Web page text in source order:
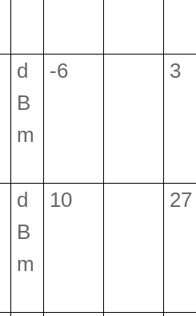
d
B
m
-6 3
d
B
m
10 27